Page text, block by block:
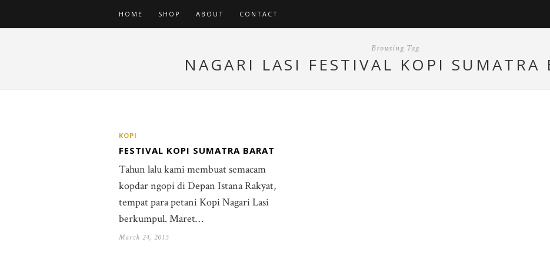
HOME SHOP ABOUT CONTACT
Browsing Tag
NAGARI LASI FESTIVAL KOPI SUMATRA
KOPI
FESTIVAL KOPI SUMATRA BARAT
Tahun lalu kami membuat semacam
kopdar ngopi di Depan Istana Rakyat,
tempat para petani Kopi Nagari Lasi
berkumpul. Maret…
March 24, 2015